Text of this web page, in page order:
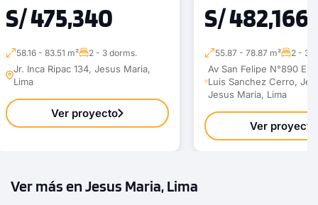
S/ 475,340
58.16 - 83.51 m² 2 - 3 dorms.
Jr. Inca Ripac 134, Jesus Maria,
Lima
Ver proyecto
S/ 482,166
55.87 - 78.87 m² 2 - 3
Av San Felipe N°890
Luis Sanchez Cerro,
Jesus Maria, Lima
Ver proyecto
Ver más en Jesus Maria, Lima